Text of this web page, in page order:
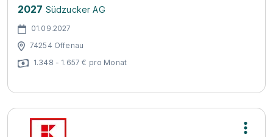
2027 Südzucker AG
01.09.2027
74254 Offenau
1.348 - 1.657 € pro Monat